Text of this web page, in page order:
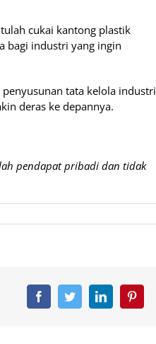
cukai kantong plastik
bagi industri yang ingin
tata kelola industri
deras ke depannya.
pendapat pribadi dan tidak
FacebookTwitterLinkedIn